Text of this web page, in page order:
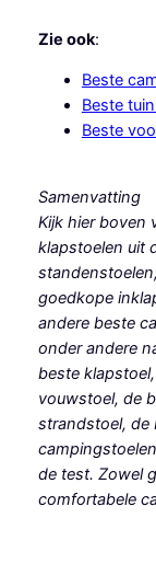
Zie ook:
Beste
Beste
Beste
Samenvatting
Kijk hier boven
klapstoelen uit
goedkope
andere beste
onder andere
beste
vouwstoel, de
strandstoel, de
de test. Zowel
comfortabele